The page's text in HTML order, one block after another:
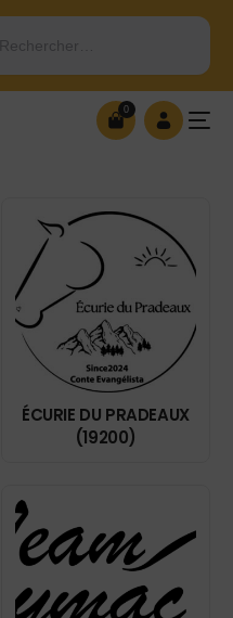
Rechercher…
0
ÉCURIE DU PRADEAUX
(19200)